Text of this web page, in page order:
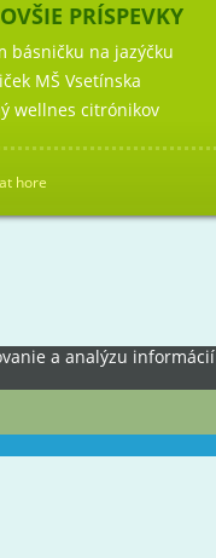
PRÍSPEVKY
básničku na jazýčku
MŠ Vsetínska
wellnes citrónikov
hore
a analýzu